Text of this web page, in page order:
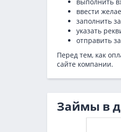
ввести
заполнить
указать
отправить
Перед тем, как
сайте компании.
Займы в